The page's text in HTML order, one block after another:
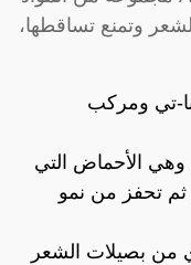
وتمنع تساقطها،
تي ومركب
وهي الأحماض التي
تحفز من نمو
من بصيلات الشعر